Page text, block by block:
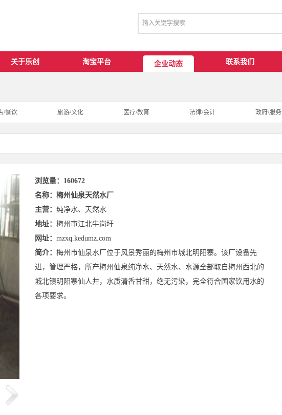
关于乐创 淘宝平台 企业动态 联系我们
/餐饮 旅游/文化 医疗/教育 法律/会计 政府/服务
浏览量：160672
名称：梅州仙泉天然水厂
主营： 纯净水、天然水
地址： 梅州市江北牛岗圩
网址： mzxq.kedumz.com
简介： 梅州市仙泉水厂位于风景秀丽的梅州市城北明阳寨。该厂设备先
进，管理严格，所产梅州仙泉纯净水、天然水、水源全部取自梅州西北的
城北镇明阳寨仙人井，水质清香甘甜，绝无污染，完全符合国家饮用水的
各项要求。